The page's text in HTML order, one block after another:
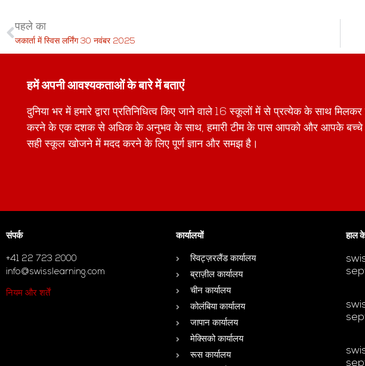
पहले का
जकार्ता में स्विस लर्निंग 30 नवंबर 2025
हमें अपनी आवश्यकताओं के बारे में बताएं
दुनिया भर में हमारे द्वारा प्रतिनिधित्व किए जाने वाले 16 स्कूलों में से प्रत्येक के साथ मिलकर
करने के एक दशक से अधिक के अनुभव के साथ, हमारी टीम के पास आपको और आपके बच्चे
सही स्कूल खोजने में मदद करने के लिए पूर्ण ज्ञान और समझ है।
संपर्क
+41 22 723 2000
info@swisslearning.com
नियम और शर्तें
कार्यालयों
स्विट्ज़रलैंड कार्यालय
ब्राज़ील कार्यालय
चीन कार्यालय
कोलंबिया कार्यालय
जापान कार्यालय
मेक्सिको कार्यालय
रूस कार्यालय
हाल